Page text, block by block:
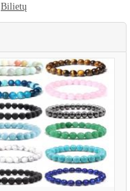
Bilietų